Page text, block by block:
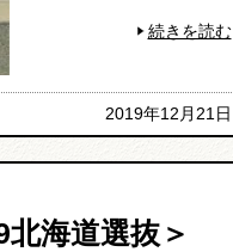
続きを読む
2019年12月21日
海道選抜＞